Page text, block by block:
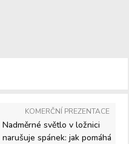
KOMERČNÍ PREZENTACE
Nadměrné světlo v ložnici
narušuje spánek: jak pomáhá